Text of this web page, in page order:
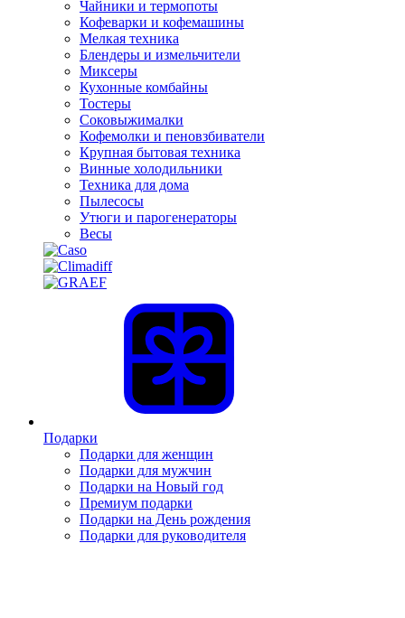
Чайники и термопоты
Кофеварки и кофемашины
Мелкая техника
Блендеры и измельчители
Миксеры
Кухонные комбайны
Тостеры
Соковыжималки
Кофемолки и пеновзбиватели
Крупная бытовая техника
Винные холодильники
Техника для дома
Пылесосы
Утюги и парогенераторы
Весы
Подарки
Подарки для женщин
Подарки для мужчин
Подарки на Новый год
Премиум подарки
Подарки на День рождения
Подарки для руководителя